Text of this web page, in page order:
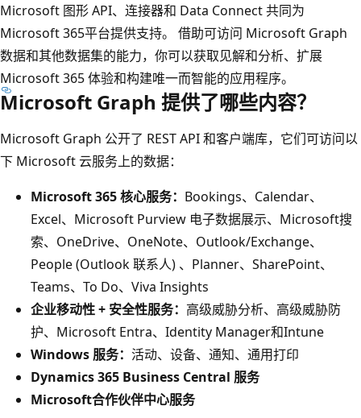
Microsoft 图形 API、连接器和 Data Connect 共同为
Microsoft 365平台提供支持。 借助可访问 Microsoft Graph
数据和其他数据集的能力，你可以获取见解和分析、扩展
Microsoft 365 体验和构建唯一而智能的应用程序。
Microsoft Graph 提供了哪些内容？
Microsoft Graph 公开了 REST API 和客户端库，它们可访问以
下 Microsoft 云服务上的数据：
Microsoft 365 核心服务： Bookings、Calendar、
Excel、Microsoft Purview 电子数据展示、Microsoft搜
索、OneDrive、OneNote、Outlook/Exchange、
People (Outlook 联系人) 、Planner、SharePoint、
Teams、To Do、Viva Insights
企业移动性 + 安全性服务： 高级威胁分析、高级威胁防
护、Microsoft Entra、Identity Manager和Intune
Windows 服务： 活动、设备、通知、通用打印
Dynamics 365 Business Central 服务
Microsoft合作伙伴中心服务